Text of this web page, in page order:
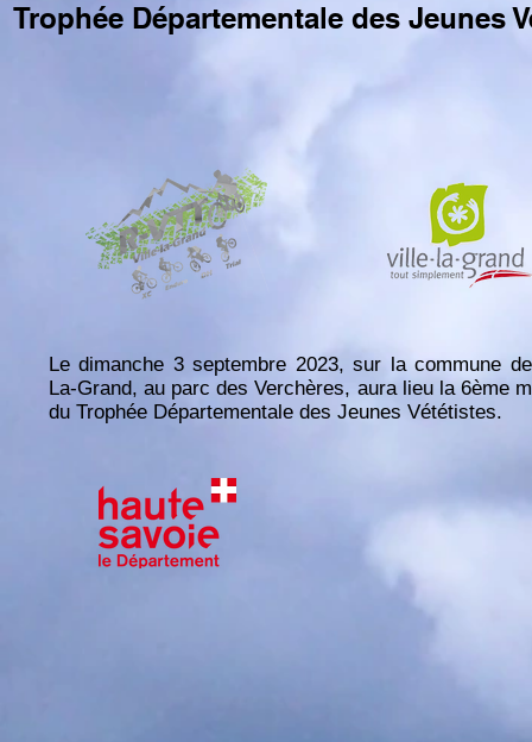
Trophée Départementale des Jeunes
Le dimanche 3 septembre 2023, sur la commune
La-Grand, au parc des Verchères, aura lieu la 6ème
du Trophée Départementale des Jeunes Vététistes.